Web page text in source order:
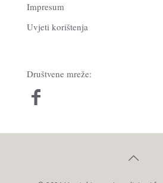
Impresum
Uvjeti korištenja
Društvene mreže: